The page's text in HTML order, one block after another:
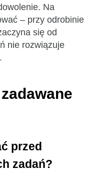
Na
– przy odrobinie
się od
nie rozwiązuje
przed
zadań?